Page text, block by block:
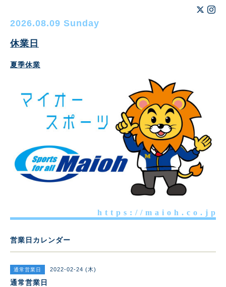
2026.08.09 Sunday
休業日
夏季休業
h t t p s : / / m a i o h . c o . j p
営業日カレンダー
通常営業日 2022-02-24 (木)
通常営業日